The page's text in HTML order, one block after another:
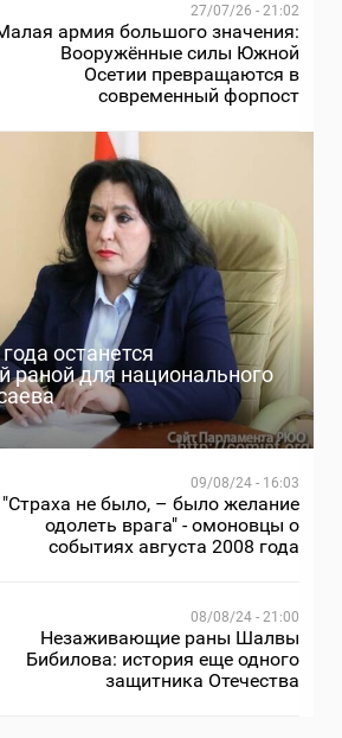
27/07/26 - 21:02
армия большого значения:
Вооружённые силы Южной
Осетии превращаются в
современный форпост
останется
раной для национального
09/08/24 - 16:03
"Страха не было, – было желание
одолеть врага" - омоновцы о
событиях августа 2008 года
08/08/24 - 21:00
Незаживающие раны Шалвы
Бибилова: история еще одного
защитника Отечества